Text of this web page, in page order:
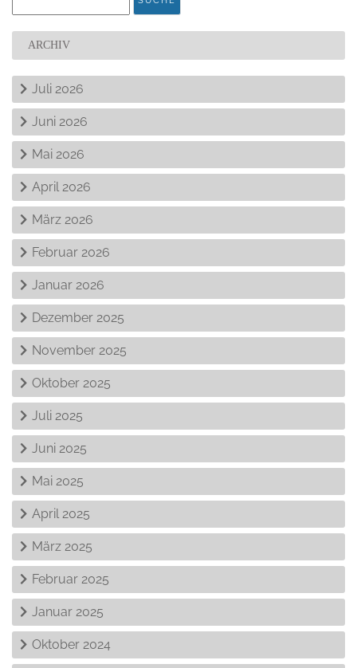
ARCHIV
Juli 2026
Juni 2026
Mai 2026
April 2026
März 2026
Februar 2026
Januar 2026
Dezember 2025
November 2025
Oktober 2025
Juli 2025
Juni 2025
Mai 2025
April 2025
März 2025
Februar 2025
Januar 2025
Oktober 2024